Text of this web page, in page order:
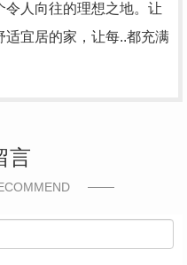
人向往的理想之地。让
宜居的家，让每..都充满
言